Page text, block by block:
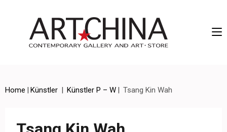
Home | Künstler | Künstler P – W | Tsang Kin Wah